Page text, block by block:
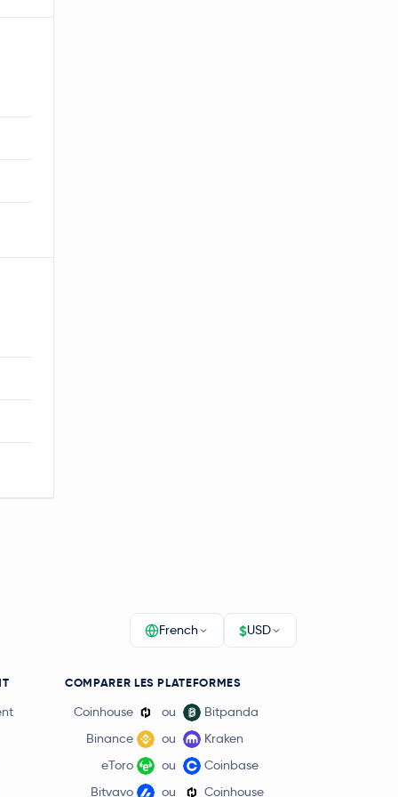
French $USD
COMPARER LES PLATEFORMES
Coinhouse ou
Bitpanda
Binance
ou
Kraken
eToro
ou
Coinbase
Bitvavo
ou Coinhouse